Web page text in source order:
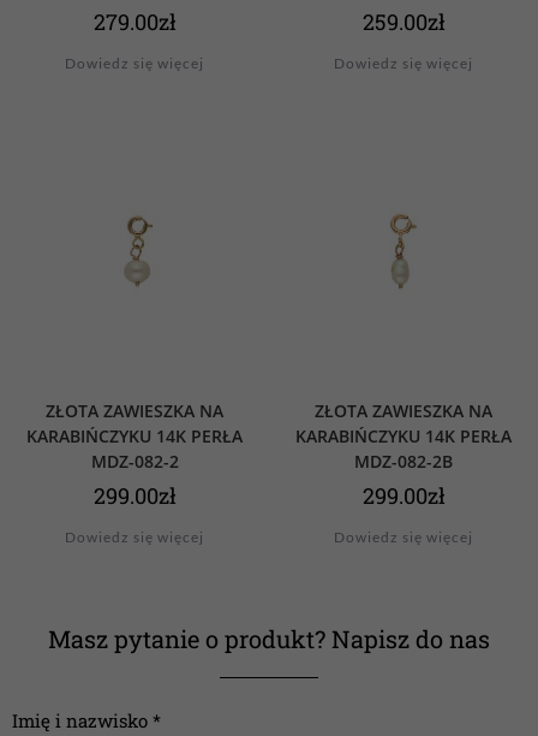
279.00zł
Dowiedz się więcej
259.00zł
Dowiedz się więcej
ZŁOTA ZAWIESZKA NA
KARABIŃCZYKU 14K PERŁA
MDZ-082-2
299.00zł
Dowiedz się więcej
ZŁOTA ZAWIESZKA NA
KARABIŃCZYKU 14K PERŁA
MDZ-082-2B
299.00zł
Dowiedz się więcej
Masz pytanie o produkt? Napisz do nas
Imię i nazwisko *